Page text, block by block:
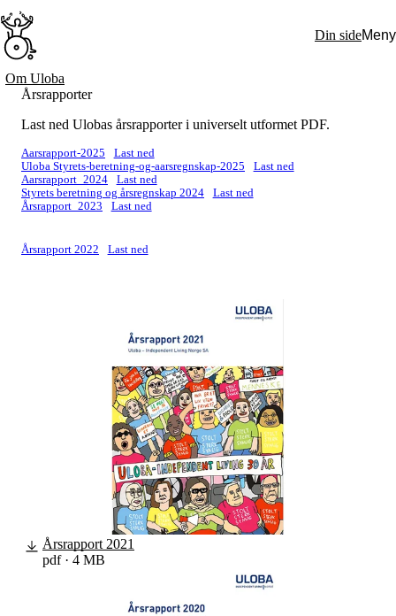
til
hovedinnhold
Din sideMeny
Søk:
Hva vi gjør
BPA – Borgerstyrt personlig assistanse
BPA og kommunen
Beslutningsstøtteråd
Funksjonsassistanse
Stolte, sterke og synlige historier
Ti gode grunner til å velge Uloba
Engasjer deg
Bli assistent
Kampsaker
Bente Skansgårds Independent Living-fond
Om Uloba
Årsrapporter
Last ned Ulobas årsrapporter i universelt utformet PDF.
Aarsrapport-2025
Last ned
Uloba Styrets-beretning-og-aarsregnskap-2025
Last ned
Aarsrapport_2024
Last ned
Styrets beretning og årsregnskap 2024
Last ned
Årsrapport_2023
Last ned
Årsrapport 2022 Last ned
Årsrapport 2021
pdf · 4 MB